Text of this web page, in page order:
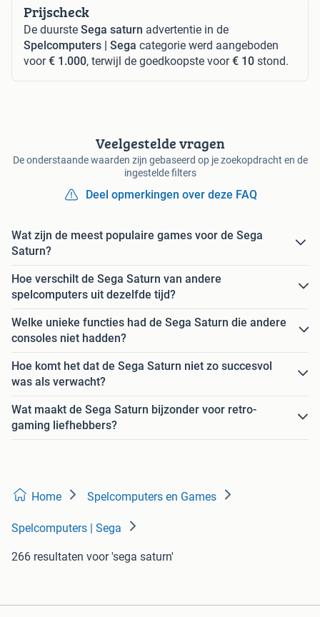
Prijscheck
De duurste Sega saturn advertentie in de
Spelcomputers | Sega categorie werd aangeboden
voor€ 1.000, terwijl de goedkoopste voor€ 10 stond.
Veelgestelde vragen
De onderstaande waarden zijn gebaseerd op je zoekopdracht en de
ingestelde filters
Deel opmerkingen over deze FAQ
Wat zijn de meest populaire games voor de Sega
Saturn?
Hoe verschilt de Sega Saturn van andere
spelcomputers uit dezelfde tijd?
Welke unieke functies had de Sega Saturn die andere
consoles niet hadden?
Hoe komt het dat de Sega Saturn niet zo succesvol
was als verwacht?
Wat maakt de Sega Saturn bijzonder voor retro-
gaming liefhebbers?
Home Spelcomputers en Games
Spelcomputers | Sega
266 resultaten voor 'sega saturn'